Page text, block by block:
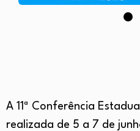
A 11ª Conferência
realizada de 5 a 7 de